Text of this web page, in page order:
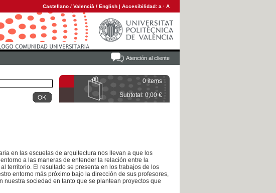
Castellano / Valencià / English | Accesibilidad: a · A
Atención al cliente
0 items
Subtotal: 0,00 €
en las escuelas de arquitectura nos llevan a que los
a las maneras de entender la relación entre la
territorio. El resultado se presenta en los trabajos de los
entorno más próximo bajo la dirección de sus profesores,
sociedad en tanto que se plantean proyectos que